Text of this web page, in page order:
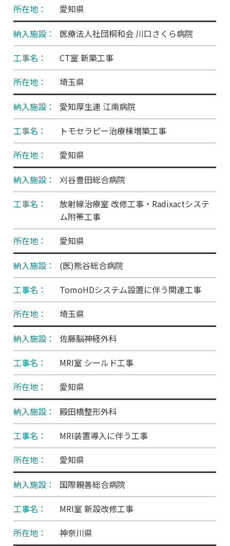
愛知県
医療法人社団桐和会 川口さくら病院
CT室 新築工事
埼玉県
愛知厚生連 江南病院
トモセラピー治療棟増築工事
愛知県
刈谷豊田総合病院
放射線治療室 改修工事・Radixactシステ
ム附帯工事
愛知県
(医)熊谷総合病院
TomoHDシステム設置に伴う関連工事
埼玉県
佐藤脳神経外科
MRI室 シールド工事
愛知県
殿田橋整形外科
MRI装置導入に伴う工事
愛知県
国際親善総合病院
MRI室 新設改修工事
神奈川県